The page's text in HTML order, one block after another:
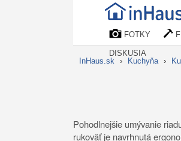
FOTKY
DISKUSIA
InHaus.sk › Kuchyňa ›
Pohodlnejšie umývanie
rukoväť je navrhnutá